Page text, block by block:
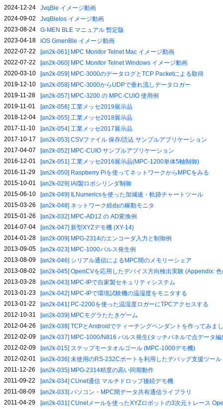
2024-12-24
JvqBle イメージ動画
2024-09-02
JvqBleIos イメージ動画
2023-08-24
G-MEN BLE マニュアル 暫定版
2023-04-18
iOS GmenBle イメージ動画
2022-07-22
[an2k-061] MPC Monitor Telnet Mac イメージ動画
2022-07-22
[an2k-060] MPC Monitor Telnet Windows イメージ動画
2020-03-10
[an2k-059] MPC-3000のデータログとTCP Packetによる取得
2019-12-10
[an2k-058] MPC-3000からUDPで垂れ流しデータロガー
2019-11-28
[an2k-057] MPC-3200 の MPC-CUIO 使用例
2019-11-01
[an2k-056] 工業メッセ2019展示品
2018-12-04
[an2k-055] 工業メッセ2018展示品
2017-11-10
[an2k-054] 工業メッセ2017展示品
2017-10-17
[an2k-053] CSVファイル 保存/読込 サンプルアプリケーション
2017-04-07
[an2k-052] MPC-CUIO サンプルアプリケーション
2016-12-01
[an2k-051] 工業メッセ2016展示品(MPC-1200単体5軸制御)
2016-11-29
[an2k-050] Raspberry Piを使ってネットワークからMPCをみる
2015-10-01
[an2k-029] IAI製ロボシリンダ制御
2015-06-10
[an2k-049] ILNumericsを使った加減速・軌跡チャートツール
2015-03-26
[an2k-048] ネットワーク経由の稼動モニタ
2015-01-26
[an2k-032] MPC-AD12 の AD変換例
2014-07-04
[an2k-047] 新型XYZデモ機 (XY-14)
2014-01-28
[an2k-009] MPG-2314のエンコーダ入力と制御例
2013-09-05
[an2k-023] MPC-1000パルス発生例
2013-08-09
[an2k-046] シリアル通信によるMPC間のメモリーシェア
2013-08-02
[an2k-045] OpenCVを応用したデバイス方向検出実験 (Appendix:
2013-03-28
[an2k-043] MPC-IPで自家製セキュリティシステム
2013-01-23
[an2k-042] MPC-IPで環境試験機の温湿度をモニタする
2013-01-22
[an2k-041] PC-2200を使った温湿度ロガーにTPCアクセスする
2012-10-31
[an2k-039] MPCモグラたたきゲーム
2012-04-26
[an2k-038] TCPとAndroidでティーチングペンダントを作ってみま
2012-02-09
[an2k-037] MPC-1000/N816 パルス発生(タッチパネルで点データ
2012-02-09
[an2k-015] ステップモータオルゴール (MPC-1000デモ機)
2012-02-01
[an2k-036] 未使用のRS-232Cポートを利用したデバッグ支援ツール
2011-12-26
[an2k-035] MPG-2314精度の高い同期動作
2011-09-22
[an2k-034] CUnet通信 マルチドロップ接続デモ機
2011-08-09
[an2k-033] パソコン・MPC間データ共有通信ライブラリ
2011-04-29
[an2k-031] CUnetメールを使ったXYZロボットの3次元トレース